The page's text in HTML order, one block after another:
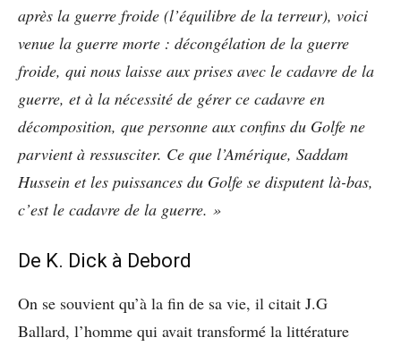
après la guerre froide (l’équilibre de la terreur), voici
venue la guerre morte : décongélation de la guerre
froide, qui nous laisse aux prises avec le cadavre de la
guerre, et à la nécessité de gérer ce cadavre en
décomposition, que personne aux confins du Golfe ne
parvient à ressusciter. Ce que l’Amérique, Saddam
Hussein et les puissances du Golfe se disputent là-bas,
c’est le cadavre de la guerre. »
De K. Dick à Debord
On se souvient qu’à la fin de sa vie, il citait J.G
Ballard, l’homme qui avait transformé la littérature